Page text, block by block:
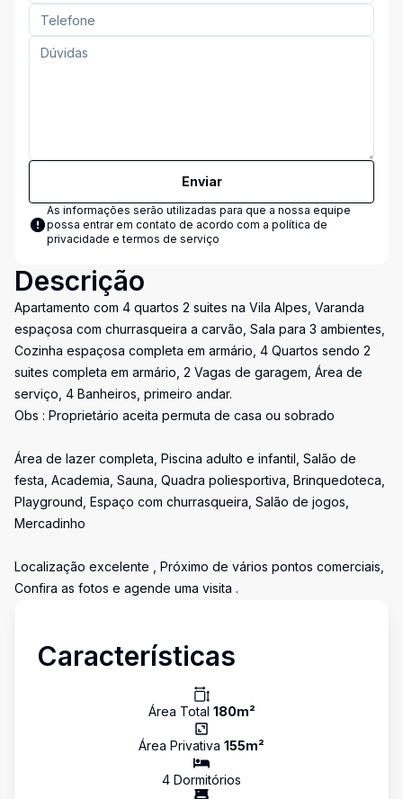
Enviar
As informações serão utilizadas para que a nossa equipe
possa entrar em contato de acordo com a política de
privacidade e termos de serviço
Descrição
Apartamento com 4 quartos 2 suites na Vila Alpes, Varanda
espaçosa com churrasqueira a carvão, Sala para 3 ambientes,
Cozinha espaçosa completa em armário, 4 Quartos sendo 2
suites completa em armário, 2 Vagas de garagem, Área de
serviço, 4 Banheiros, primeiro andar.
Obs : Proprietário aceita permuta de casa ou sobrado
Área de lazer completa, Piscina adulto e infantil, Salão de
festa, Academia, Sauna, Quadra poliesportiva, Brinquedoteca,
Playground, Espaço com churrasqueira, Salão de jogos,
Mercadinho
Localização excelente , Próximo de vários pontos comerciais,
Confira as fotos e agende uma visita .
Características
Área Total 180m²
Área Privativa 155m²
4 Dormitórios